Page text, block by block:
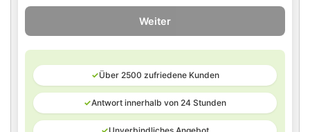
Weiter
✓Über 2500 zufriedene Kunden
✓Antwort innerhalb von 24 Stunden